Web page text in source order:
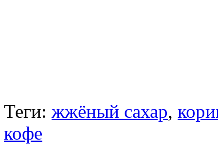
Теги: жжёный сахар,
кофе